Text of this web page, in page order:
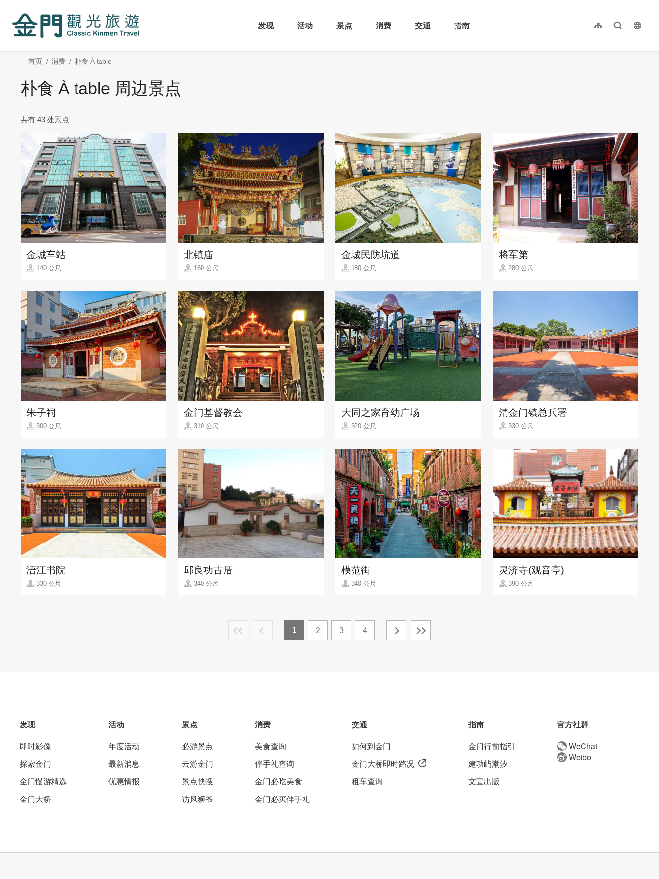
内
发现
活动 景点 消费 交通 指南 网站导览全文检索
繁體中文
首页 消费 朴食 À table
朴食 À table 周边景点
共有 43 处景点
金城车站
140 公尺
北镇庙
160 公尺
金城民防坑道
180 公尺
将军第
280 公尺
朱子祠
300 公尺
金门基督教会
310 公尺
大同之家育幼广场
320 公尺
清金门镇总兵署
330 公尺
浯江书院
330 公尺
邱良功古厝
340 公尺
模范街
340 公尺
灵济寺(观音亭)
390 公尺
1 2 3 4
发现
即时影像
探索金门
金门慢游精选
金门大桥
活动
年度活动
最新消息
优惠情报
景点
必游景点
云游金门
景点快搜
访风狮爷
消费
美食查询
伴手礼查询
金门必吃美食
金门必买伴手礼
交通
如何到金门
金门大桥即时路况
租车查询
指南
金门行前指引
建功屿潮汐
文宣出版
官方社群
WeChat
Weibo